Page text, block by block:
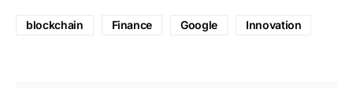
blockchain Finance Google Innovation